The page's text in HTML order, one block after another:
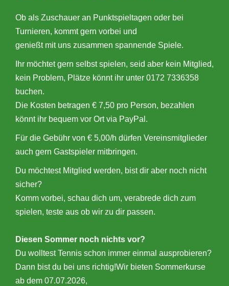
Ob als Zuschauer an Punktspieltagen oder bei
Turnieren, kommt gern vorbei und
genießt mit uns zusammen spannende Spiele.
Ihr möchtet gern selbst spielen, seid aber kein Mitglied,
kein Problem, Plätze könnt ihr unter 0172 7336358
buchen.
Die Kosten betragen € 7,50 pro Person, bezahlen
könnt ihr bequem vor Ort via PayPal.
Für die Gebühr von € 5,00/h dürfen Vereinsmitglieder
auch gern Gastspieler mitbringen.
Du möchtest Mitglied werden, bist dir aber noch nicht
sicher?
Komm vorbei, schau dich um, verabrede dich zum
spielen, teste aus ob wir zu dir passen.
Diesen Sommer noch nichts vor?
Du wolltest Tennis schon immer einmal ausprobieren?
Dann bist du bei uns richtig!Wir bieten Sommerkurse
ab dem 07.07.2026,